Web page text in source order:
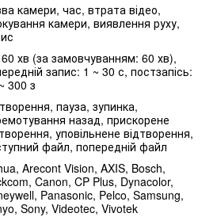
камери, час, втрата відео,
камери, виявлення руху,
хв (за замовчуванням: 60 хв),
запис: 1 ~ 30 с, постзапісь:
300 з
пауза, зупинка,
назад, прискорене
уповільнене відтворення,
файл, попередній файл
Arecont Vision, AXIS, Bosch,
Canon, CP Plus, Dynacolor,
Panasonic, Pelco, Samsung,
Sony, Videotec, Vivotek